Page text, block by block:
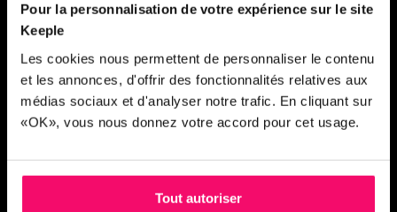
Pour la personnalisation de votre expérience sur le site
Keeple
Les cookies nous permettent de personnaliser le contenu
et les annonces, d'offrir des fonctionnalités relatives aux
médias sociaux et d'analyser notre trafic. En cliquant sur
«OK», vous nous donnez votre accord pour cet usage.
Tout autoriser